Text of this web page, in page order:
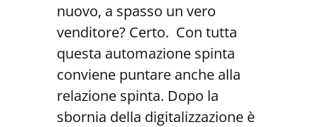
nuovo, a spasso un vero
venditore? Certo. Con tutta
questa automazione spinta
conviene puntare anche alla
relazione spinta. Dopo la
sbornia della digitalizzazione è